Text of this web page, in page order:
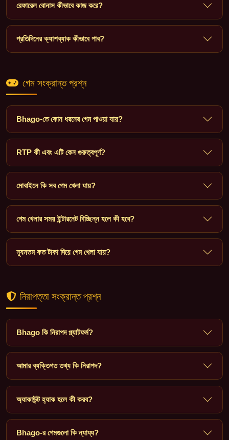
রেফারেল বোনাস কীভাবে কাজ করে?
প্রতিদিনের ক্যাশব্যাক কীভাবে পাব?
গেম সংক্রান্ত প্রশ্ন
Bhago-তে কোন ধরনের গেম পাওয়া যায়?
RTP কী এবং এটি কেন গুরুত্বপূর্ণ?
মোবাইলে কি সব গেম খেলা যায়?
গেম খেলার সময় ইন্টারনেট বিচ্ছিন্ন হলে কী হবে?
ন্যূনতম কত টাকা দিয়ে গেম খেলা যায়?
নিরাপত্তা সংক্রান্ত প্রশ্ন
Bhago কি নিরাপদ প্ল্যাটফর্ম?
আমার ব্যক্তিগত তথ্য কি নিরাপদ?
অ্যাকাউন্ট হ্যাক হলে কী করব?
Bhago-র গেমগুলো কি ন্যায্য?